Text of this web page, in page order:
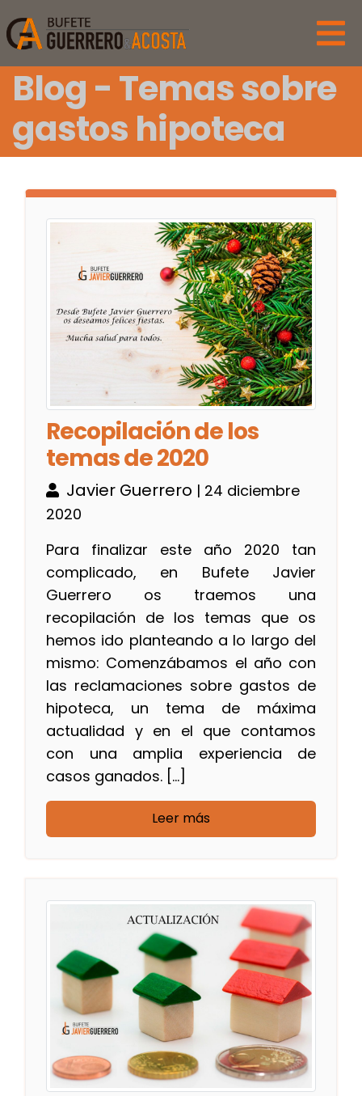
Blog - Temas sobre
gastos hipoteca
Recopilación de los
temas de 2020
Javier Guerrero | 24 diciembre
2020
Para finalizar este año 2020 tan
complicado, en Bufete Javier
Guerrero os traemos una
recopilación de los temas que os
hemos ido planteando a lo largo del
mismo: Comenzábamos el año con
las reclamaciones sobre gastos de
hipoteca, un tema de máxima
actualidad y en el que contamos
con una amplia experiencia de
casos ganados. […]
Leer más